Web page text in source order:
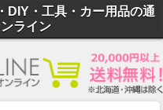
DIY・工具・カー用品の通
ライン